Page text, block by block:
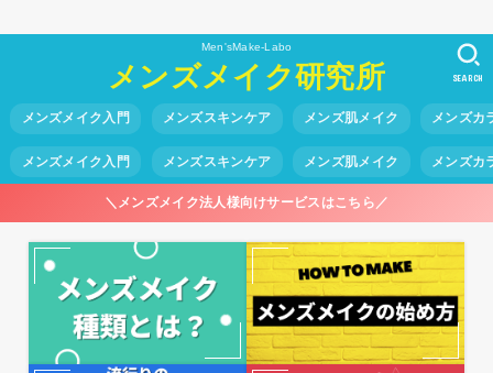
Men'sMake-Labo
メンズメイク研究所
メンズメイク入門 メンズスキンケア メンズ肌メイク メンズカ
メンズメイク入門 メンズスキンケア メンズ肌メイク メンズカ
SEARCH
＼メンズメイク法人様向けサービスはこちら／